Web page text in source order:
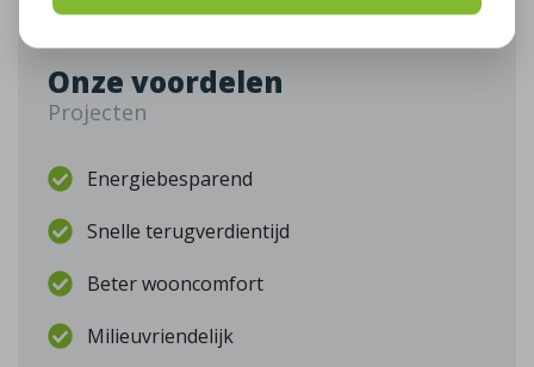
Onze voordelen
Projecten
Energiebesparend
Snelle terugverdientijd
Beter wooncomfort
Milieuvriendelijk